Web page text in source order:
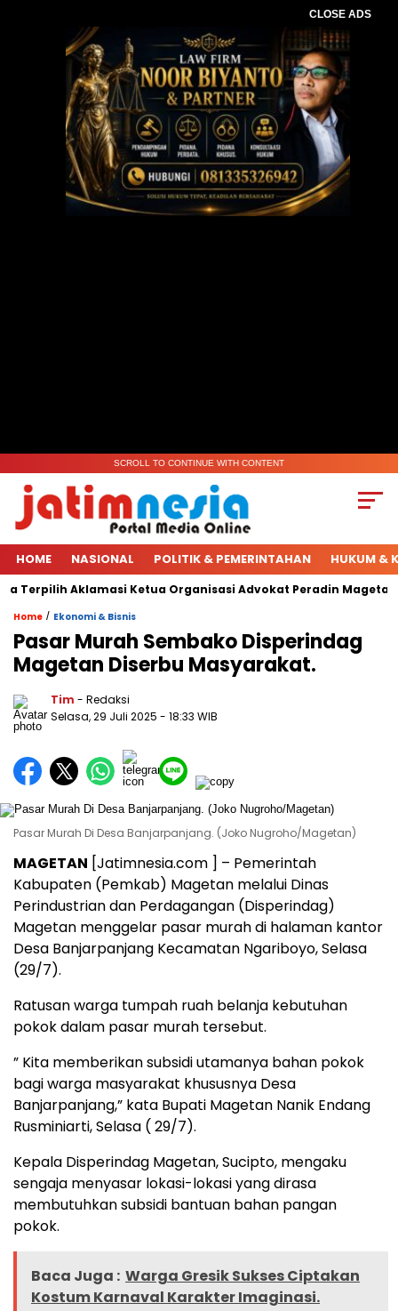
CLOSE ADS
SCROLL TO CONTINUE WITH CONTENT
HOME NASIONAL POLITIK & PEMERINTAHAN HUKUM &
Aklamasi Ketua Organisasi Advokat Peradin Magetan.
Home / Ekonomi & Bisnis
Pasar Murah Sembako Disperindag
Magetan Diserbu Masyarakat.
Tim - Redaksi
Selasa, 29 Juli 2025 - 18:33 WIB
Pasar Murah Di Desa Banjarpanjang. (Joko Nugroho/Magetan)
MAGETAN [Jatimnesia.com ] – Pemerintah
Kabupaten (Pemkab) Magetan melalui Dinas
Perindustrian dan Perdagangan (Disperindag)
Magetan menggelar pasar murah di halaman kantor
Desa Banjarpanjang Kecamatan Ngariboyo, Selasa
(29/7).
Ratusan warga tumpah ruah belanja kebutuhan
pokok dalam pasar murah tersebut.
” Kita memberikan subsidi utamanya bahan pokok
bagi warga masyarakat khususnya Desa
Banjarpanjang,” kata Bupati Magetan Nanik Endang
Rusminiarti, Selasa ( 29/7).
Kepala Disperindag Magetan, Sucipto, mengaku
sengaja menyasar lokasi-lokasi yang dirasa
membutuhkan subsidi bantuan bahan pangan
pokok.
Baca Juga : Warga Gresik Sukses Ciptakan
Kostum Karnaval Karakter Imaginasi.